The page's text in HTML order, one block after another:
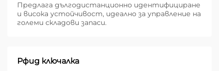
Предлага дългодистанционно идентифициране
и висока устойчивост, идеално за управление на
големи складови запаси.
Рфид ключалка